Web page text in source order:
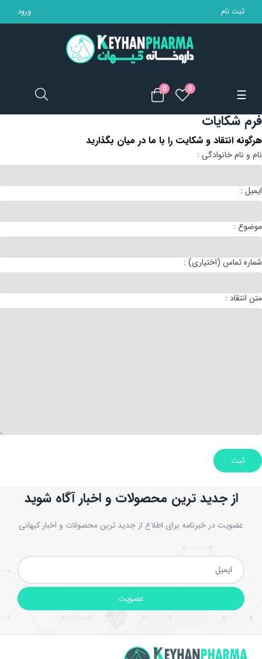
ورود ثبت نام
0
0 Toggle
☰
فرم شکایات
هرگونه انتقاد و شکایت را با ما در میان بگذارید
: نام و نام خانوادگی
: ایمیل
: موضوع
: شماره تماس (اختیاری)
: متن انتقاد
ثبت
از جدید ترین محصولات و اخبار آگاه شوید
عضویت در خبرنامه برای اطلاع از جدید ترین محصولات و اخبار کیهانی
عضویت
تجهیزات پزشکی
مادر و کودک
محصولات آرایشی